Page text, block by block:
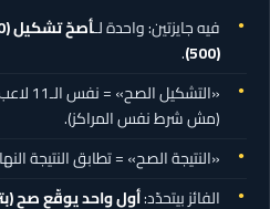
فيه جايزتين: واحدة لـأصحّ تشكيل(1000)
(500)
.
(مش شرط نفس المراكز).
«النتيجة الصح» = تطابق النتيجة
الفائز بيتحدّد:أول واحد يوقّع صح